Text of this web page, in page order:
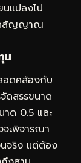
แปลงไป
ดสัญญาณ
น
อดคล้องกับ
ดสรรขนาด
ด 0.5 และ
ะพิจารณา
นจริง แต่ต้อง